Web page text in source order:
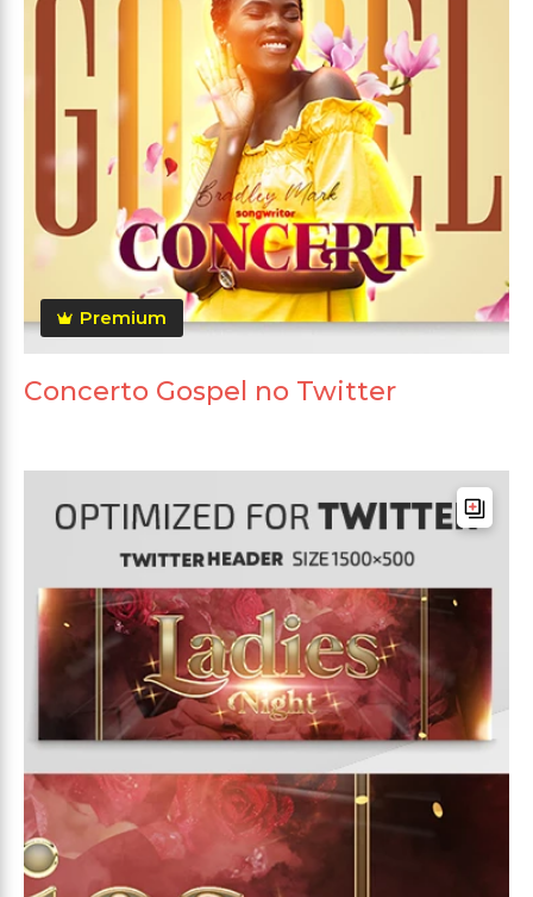
Premium
Concerto Gospel no Twitter